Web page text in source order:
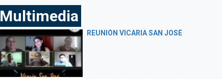
Multimedia
REUNIÓN VICARIA SAN JOSÉ